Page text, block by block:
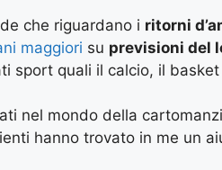
che riguardano i ritorni
maggiori su previsioni del
sport quali il calcio, il
nel mondo della
hanno trovato in me un